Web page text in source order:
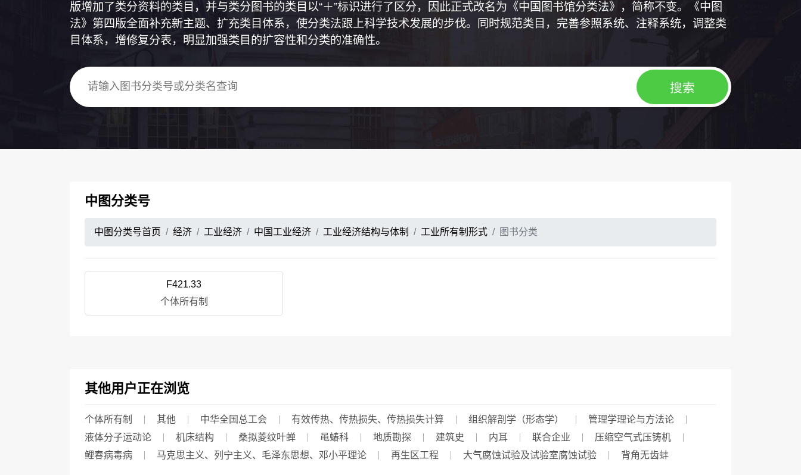
版增加了类分资料的类目，并与类分图书的类目以“＋”标识进行了区分，因此正式改名为《中国图书馆分类法》，简称不变。《中图
法》第四版全面补充新主题、扩充类目体系，使分类法跟上科学技术发展的步伐。同时规范类目，完善参照系统、注释系统，调整类
目体系，增修复分表，明显加强类目的扩容性和分类的准确性。
中图分类号
中图分类号首页 经济 工业经济 中国工业经济 工业经济结构与体制 工业所有制形式 图书分类
F421.33
个体所有制
其他用户正在浏览
个体所有制 其他 中华全国总工会 有效传热、传热损失、传热损失计算 组织解剖学（形态学）
管理学理论与方法论
液体分子运动论
机床结构 桑拟菱纹叶蝉 黾蝽科 地质勘探 建筑史 内耳 联合企业
压缩空气式压铸机
鲤春病毒病
马克思主义、列宁主义、毛泽东思想、邓小平理论 再生区工程 大气腐蚀试验及试验室腐蚀试验 背角无齿蚌